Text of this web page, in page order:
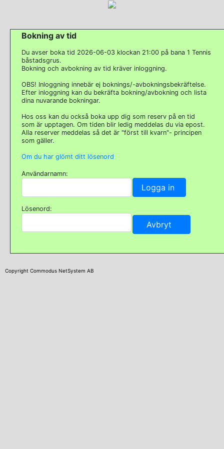
Bokning av tid
Du avser boka tid 2026-06-03 klockan 21:00 på bana 1 Tennis
båstadsgrus.
Bokning och avbokning av tid kräver inloggning.
OBS! Inloggning innebär ej boknings/-avbokningsbekräftelse.
Efter inloggning kan du bekräfta bokning/avbokning och lista
dina nuvarande bokningar.
Hos oss kan du också boka upp dig som reserv på en tid
som är upptagen. Om tiden blir ledig meddelas du via epost.
Alla reserver meddelas så det är "först till kvarn"- principen
som gäller.
Om du har glömt ditt lösenord
Användarnamn:
Lösenord:
Copyright Commodus NetSystem AB